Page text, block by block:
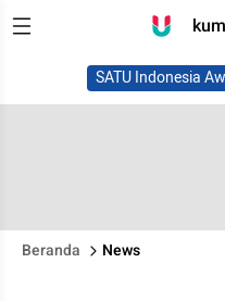
SATU Indonesia
Beranda News